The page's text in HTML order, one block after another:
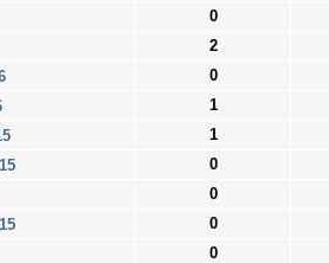
0
2
0
1
1
0
0
0
0